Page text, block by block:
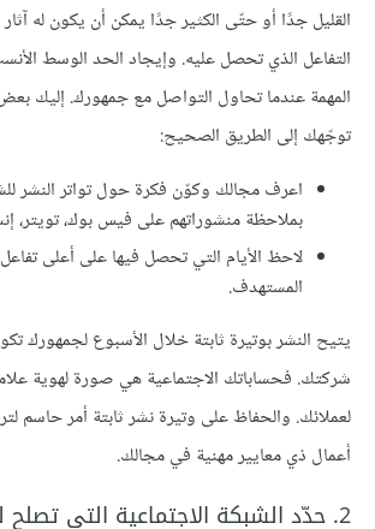
القليل جدًا أو حتّى الكثير جدًا يمكن أن يكون له
التفاعل الذي تحصل عليه. وإيجاد الحد الوسط
المهمة عندما تحاول التواصل مع جمهورك. إليك
توجّهك إلى الطريق الصحيح:
اعرف مجالك وكوّن فكرة حول تواتر النشر
بملاحظة منشوراتهم على فيس بوك، تويتر،
لاحظ الأيام التي تحصل فيها على أعلى
المستهدف.
يتيح النشر بوتيرة ثابتة خلال الأسبوع لجمهورك
شركتك. فحساباتك الاجتماعية هي صورة لهوية
لعملائك. والحفاظ على وتيرة نشر ثابتة أمر حاسم
أعمال ذي معايير مهنية في مجالك.
2. حدّد الشبكة الاجتماعية التي تصلح لشركتك